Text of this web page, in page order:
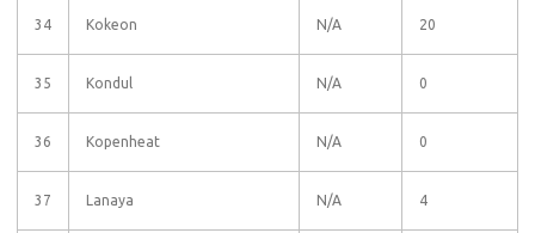
34 Kokeon N/A 20
35 Kondul N/A 0
36 Kopenheat N/A 0
37 Lanaya N/A 4